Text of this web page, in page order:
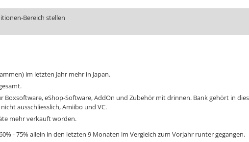
Bereich stellen
im letzten Jahr mehr in Japan.
Boxsoftware, eShop-Software, AddOn und Zubehör mit drinnen. Bank gehört in
ausschliesslich, Amiibo und VC.
mehr verkauft worden.
- 75% allein in den letzten 9 Monaten im Vergleich zum Vorjahr runter gegangen.